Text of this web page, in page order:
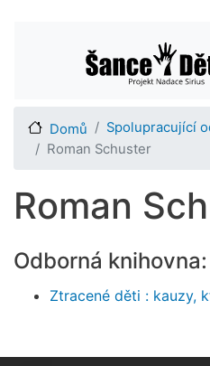
Main
Domů
Spolupracující
Roman Schuster
Roman
Odborná knihovna:
Ztracené děti : kauzy,